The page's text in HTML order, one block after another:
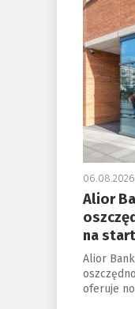
06.08.2026
Alior
na start
Alior
oferuje